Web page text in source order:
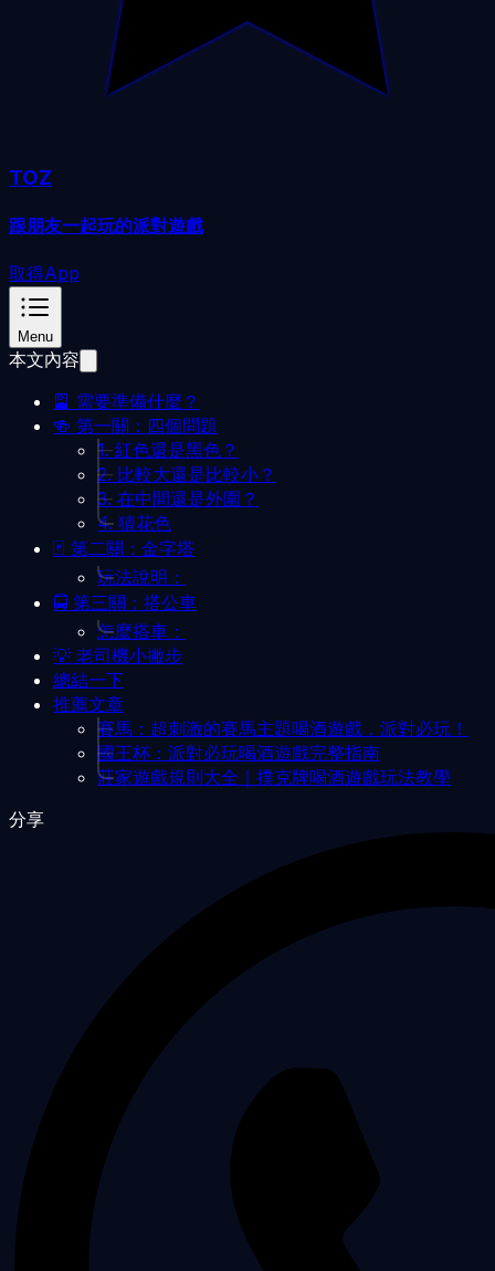
TOZ
跟朋友一起玩的派對遊戲
取得App
Menu
本文內容
🎴 需要準備什麼？
🍻 第一關：四個問題
1. 紅色還是黑色？
2. 比較大還是比較小？
3. 在中間還是外圍？
4. 猜花色
🃏 第二關：金字塔
玩法說明：
🚍 第三關：搭公車
怎麼搭車：
💡 老司機小撇步
總結一下
推薦文章
賽馬：超刺激的賽馬主題喝酒遊戲，派對必玩！
國王杯：派對必玩喝酒遊戲完整指南
莊家遊戲規則大全｜撲克牌喝酒遊戲玩法教學
分享